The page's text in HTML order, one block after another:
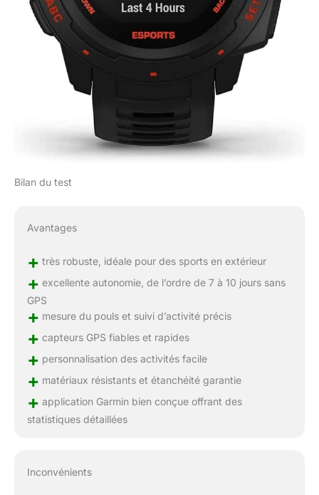
Bilan du test
Avantages
+ très robuste, idéale pour des sports en extérieur
+ excellente autonomie, de l’ordre de 7 à 10 jours sans
GPS
+ mesure du pouls et suivi d’activité précis
+ capteurs GPS fiables et rapides
+ personnalisation des activités facile
+ matériaux résistants et étanchéité garantie
+ application Garmin bien conçue offrant des
statistiques détaillées
Inconvénients